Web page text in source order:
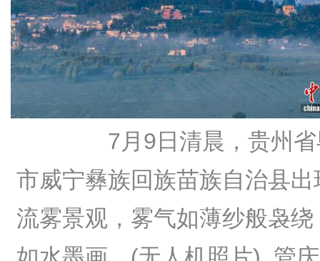
7月9日清晨，贵州省
市威宁彝族回族苗族自治县出
流雾景观，雾气如薄纱般袅绕